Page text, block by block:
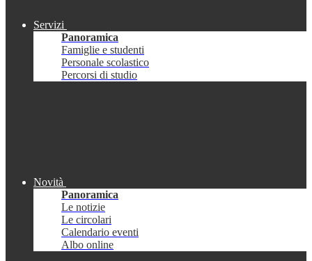
Servizi
Panoramica
Famiglie e studenti
Personale scolastico
Percorsi di studio
Novità
Panoramica
Le notizie
Le circolari
Calendario eventi
Albo online